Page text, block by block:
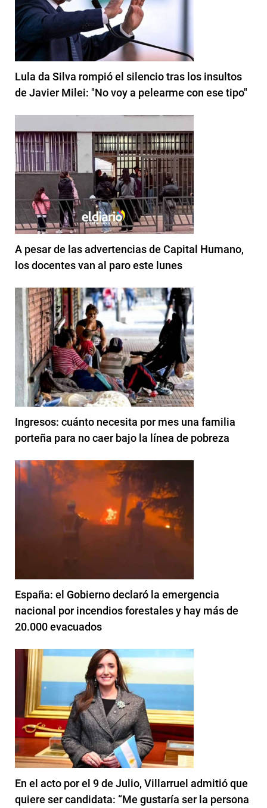
Lula da Silva rompió el silencio tras los insultos
de Javier Milei: "No voy a pelearme con ese tipo"
A pesar de las advertencias de Capital Humano,
los docentes van al paro este lunes
Ingresos: cuánto necesita por mes una familia
porteña para no caer bajo la línea de pobreza
España: el Gobierno declaró la emergencia
nacional por incendios forestales y hay más de
20.000 evacuados
En el acto por el 9 de Julio, Villarruel admitió que
quiere ser candidata: “Me gustaría ser la persona